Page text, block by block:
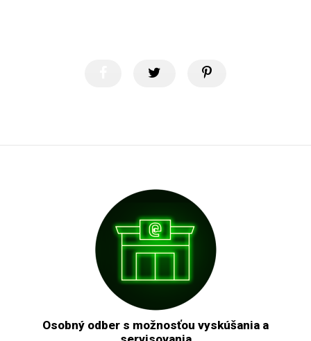
Osobný odber s možnosťou vyskúšania a